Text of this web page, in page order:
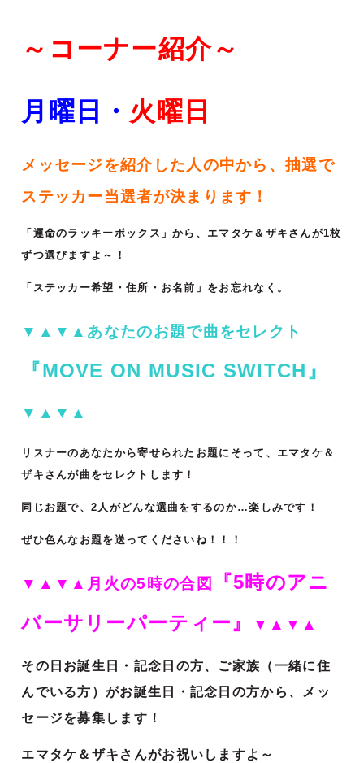
～コーナー紹介～
月曜日・ 火曜日
メッセージを紹介した人の中から、抽選で
ステッカー当選者が決まります！
「運命のラッキーボックス」から、エマタケ＆ザキさんが1枚
ずつ選びますよ～！
「ステッカー希望・住所・お名前」をお忘れなく。
▼▲▼▲あなたのお題で曲をセレクト
『MOVE ON MUSIC SWITCH』
▼▲▼▲
リスナーのあなたから寄せられたお題にそって、エマタケ＆
ザキさんが曲をセレクトします！
同じお題で、2人がどんな選曲をするのか…楽しみです！
ぜひ色んなお題を送ってくださいね！！！
▼▲▼▲月火の5時の合図
『5時のアニ
バーサリーパーティー』
▼▲▼▲
その日お誕生日・記念日の方、ご家族（一緒に住
んでいる方）がお誕生日・記念日の方から、メッ
セージを募集します！
エマタケ＆ザキさんがお祝いしますよ～